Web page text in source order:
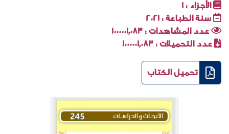
الأجزاء : 1
سنة الطباعة : 2021
عدد المشاهدات : 1000001٬083
عدد التحميلات : 1000001٬083
تحميل الكتاب